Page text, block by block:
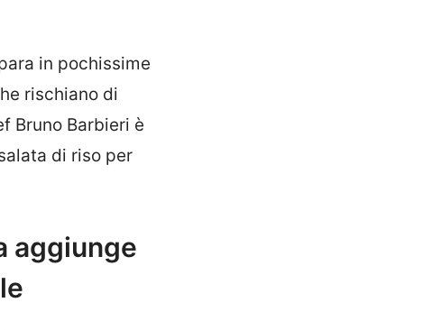
in pochissime
rischiano di
Bruno Barbieri è
di riso per
aggiunge